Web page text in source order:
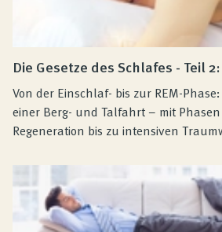
Die Gesetze des Schlafes - Teil
Von der Einschlaf- bis zur REM-
einer Berg- und Talfahrt – mit
Regeneration bis zu intensiven